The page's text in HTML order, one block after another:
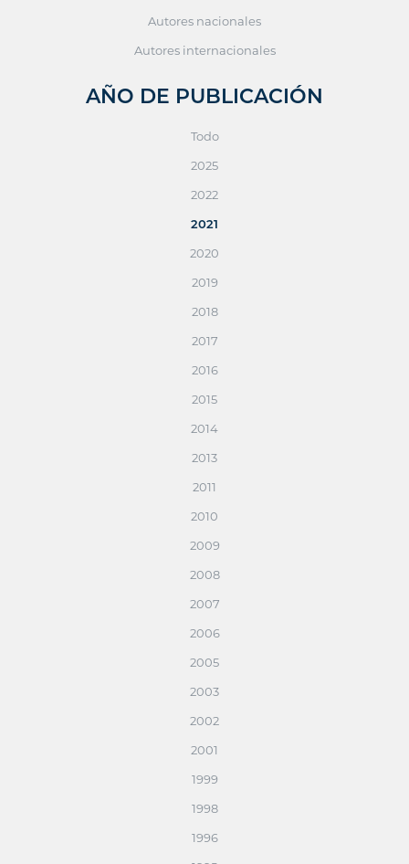
Autores nacionales
Autores internacionales
AÑO DE PUBLICACIÓN
Todo
2025
2022
2021
2020
2019
2018
2017
2016
2015
2014
2013
2011
2010
2009
2008
2007
2006
2005
2003
2002
2001
1999
1998
1996